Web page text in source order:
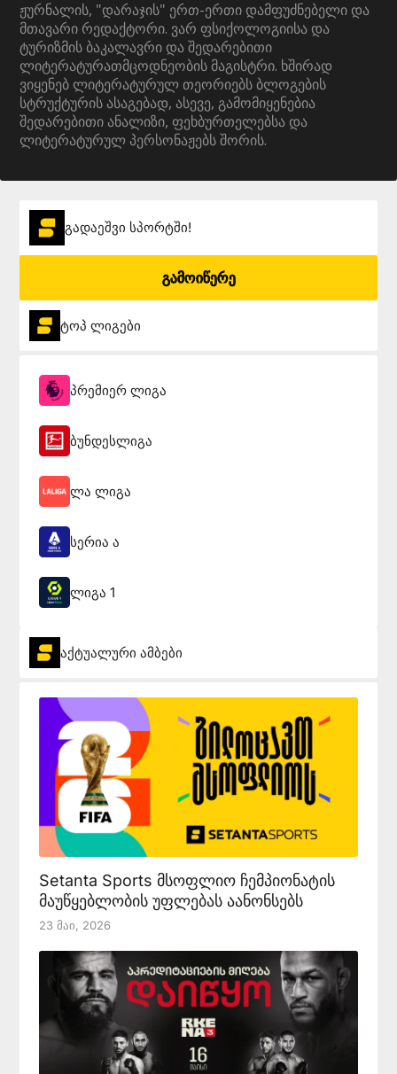
ჟურნალის, "დარაჯის" ერთ-ერთი დამფუძნებელი და
მთავარი რედაქტორი. ვარ ფსიქოლოგიისა და
ტურიზმის ბაკალავრი და შედარებითი
ლიტერატურათმცოდნეობის მაგისტრი. ხშირად
ვიყენებ ლიტერატურულ თეორიებს ბლოგების
სტრუქტურის ასაგებად, ასევე, გამომიყენებია
შედარებითი ანალიზი, ფეხბურთელებსა და
ლიტერატურულ პერსონაჟებს შორის.
გადაეშვი სპორტში!
გამოიწერე
ტოპ ლიგები
პრემიერ ლიგა
ბუნდესლიგა
ლა ლიგა
სერია ა
ლიგა 1
აქტუალური ამბები
Setanta Sports მსოფლიო ჩემპიონატის
მაუწყებლობის უფლებას აანონსებს
23 Მაი, 2026